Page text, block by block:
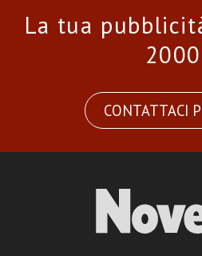
La tua
CONTATTACI